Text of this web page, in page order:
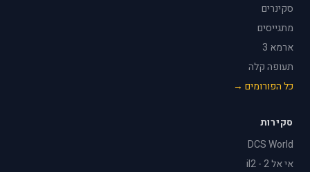
סקינרים
מתגייסים
ארמא 3
תעופה קלה
כל הפורומים →
סקירות
DCS World
אי אל 2 - il2